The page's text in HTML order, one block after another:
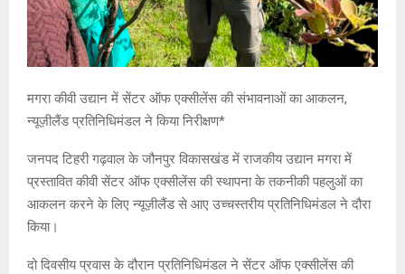
मगरा कीवी उद्यान में सेंटर ऑफ एक्सीलेंस की संभावनाओं का आकलन,
न्यूज़ीलैंड प्रतिनिधिमंडल ने किया निरीक्षण*
जनपद टिहरी गढ़वाल के जौनपुर विकासखंड में राजकीय उद्यान मगरा में
प्रस्तावित कीवी सेंटर ऑफ एक्सीलेंस की स्थापना के तकनीकी पहलुओं का
आकलन करने के लिए न्यूज़ीलैंड से आए उच्चस्तरीय प्रतिनिधिमंडल ने दौरा
किया।
दो दिवसीय प्रवास के दौरान प्रतिनिधिमंडल ने सेंटर ऑफ एक्सीलेंस की